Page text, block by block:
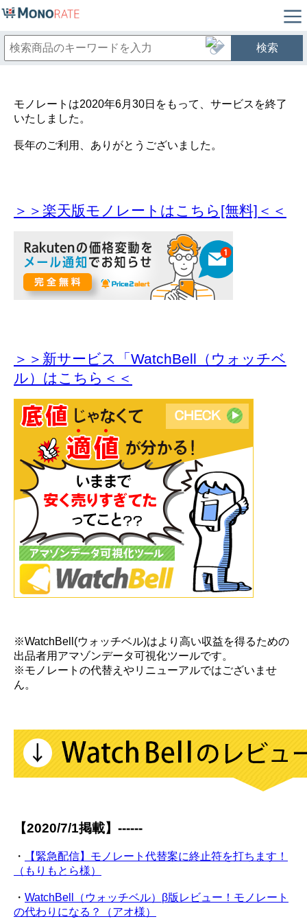
検索
モノレートは2020年6月30日をもって、サービスを終了
いたしました。
長年のご利用、ありがとうございました。
＞＞楽天版モノレートはこちら[無料]＜＜
＞＞新サービス「WatchBell（ウォッチベ
ル）はこちら＜＜
※WatchBell(ウォッチベル)はより高い収益を得るための
出品者用アマゾンデータ可視化ツールです。
※モノレートの代替えやリニューアルではございませ
ん。
【2020/7/1掲載】------
・
【緊急配信】モノレート代替案に終止符を打ちます！
（もりもとら様）
・ WatchBell（ウォッチベル）β版レビュー！モノレート
の代わりになる？（アオ様）